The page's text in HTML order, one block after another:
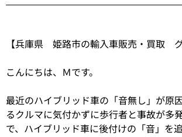
【兵庫県 姫路市の輸入車販売・買取 グ
こんにちは、Ｍです。
最近のハイブリッド車の「音無し」が原
るクルマに気付かずに歩行者と事故が多
で、ハイブリッド車に後付けの「音」を